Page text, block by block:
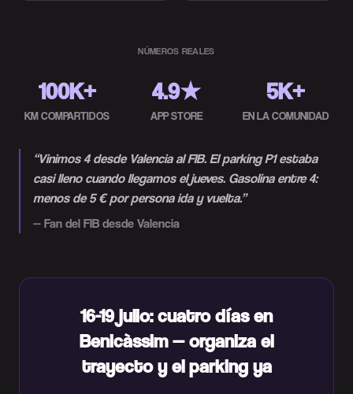
NÚMEROS REALES
100K+
KM COMPARTIDOS
4.9★
APP STORE
5K+
EN LA COMUNIDAD
“Vinimos 4 desde Valencia al FIB. El parking P1 estaba
casi lleno cuando llegamos el jueves. Gasolina entre 4:
menos de 5 € por persona ida y vuelta.”
— Fan del FIB desde Valencia
16-19 julio: cuatro días en
Benicàssim — organiza el
trayecto y el parking ya